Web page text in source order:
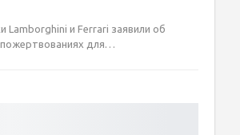
Lamborghini и Ferrari заявили об
для…